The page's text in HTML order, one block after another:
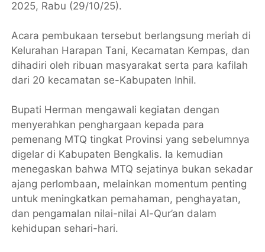
2025, Rabu (29/10/25).
Acara pembukaan tersebut berlangsung meriah di
Kelurahan Harapan Tani, Kecamatan Kempas, dan
dihadiri oleh ribuan masyarakat serta para kafilah
dari 20 kecamatan se-Kabupaten Inhil.
Bupati Herman mengawali kegiatan dengan
menyerahkan penghargaan kepada para
pemenang MTQ tingkat Provinsi yang sebelumnya
digelar di Kabupaten Bengkalis. Ia kemudian
menegaskan bahwa MTQ sejatinya bukan sekadar
ajang perlombaan, melainkan momentum penting
untuk meningkatkan pemahaman, penghayatan,
dan pengamalan nilai-nilai Al-Qur’an dalam
kehidupan sehari-hari.